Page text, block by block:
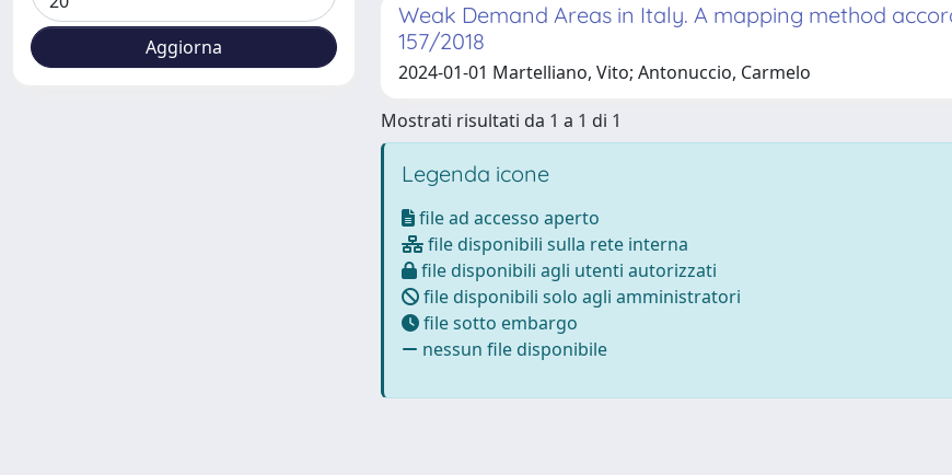
Weak Demand Areas in Italy. A mapping method
157/2018
2024-01-01 Martelliano, Vito; Antonuccio, Carmelo
Mostrati risultati da 1 a 1 di 1
Legenda icone
file ad accesso aperto
file disponibili sulla rete interna
file disponibili agli utenti autorizzati
file disponibili solo agli amministratori
file sotto embargo
nessun file disponibile